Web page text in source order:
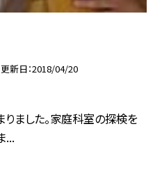
更新日 2018/04/20
ました。家庭科室の探検を
...